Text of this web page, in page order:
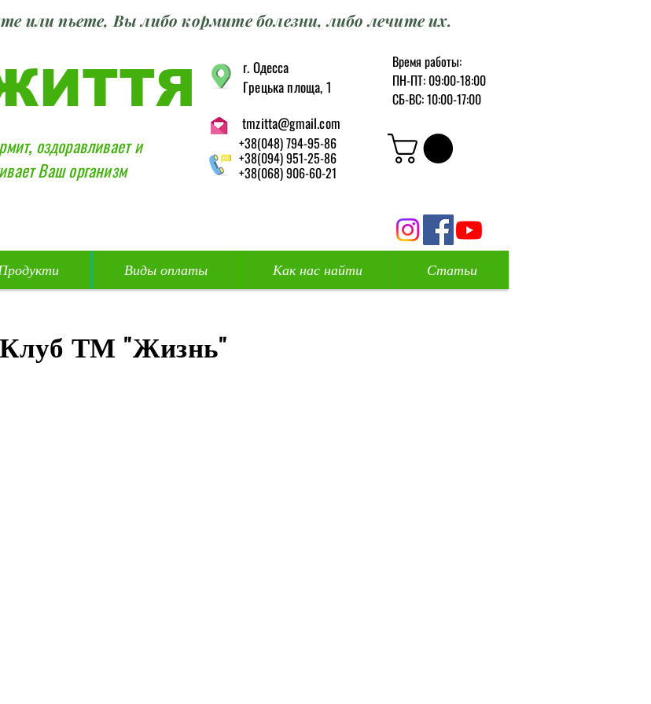
или пьете, Вы либо кормите болезни, либо лечите их.
оздоравливает и
Ваш организм
г. Одесса
Грецька площа, 1
tmzitta@gmail.com
+38(048) 794-95-86
+38(094) 951-25-86
+38(068) 906-60-21
Время работы:
ПН-ПТ: 09:00-18:00
СБ-ВС: 10:00-17:00
Виды оплаты Как нас найти Статьи
Клуб ТМ "Жизнь"